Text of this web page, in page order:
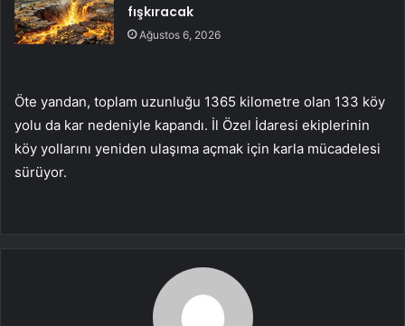
fışkıracak
Ağustos 6, 2026
Öte yandan, toplam uzunluğu 1365 kilometre olan 133 köy
yolu da kar nedeniyle kapandı. İl Özel İdaresi ekiplerinin
köy yollarını yeniden ulaşıma açmak için karla mücadelesi
sürüyor.